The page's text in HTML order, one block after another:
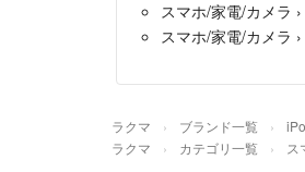
スマホ/家電/カメラ ›
スマホ/家電/カメラ ›
ラクマ ブランド一覧
ラクマ カテゴリ一覧 ス